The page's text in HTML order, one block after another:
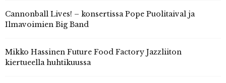
Cannonball Lives! – konsertissa Pope Puolitaival ja
Ilmavoimien Big Band
Mikko Hassinen Future Food Factory Jazzliiton
kiertueella huhtikuussa